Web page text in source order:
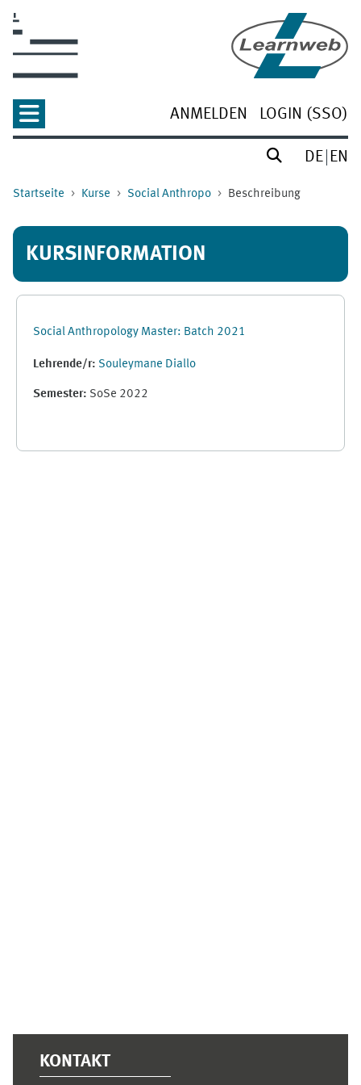
ANMELDEN LOGIN (SSO)
DE EN
Startseite Kurse Social Anthropo Beschreibung
KURSINFORMATION
Social Anthropology Master: Batch 2021
Lehrende/r: Souleymane Diallo
Semester: SoSe 2022
KONTAKT